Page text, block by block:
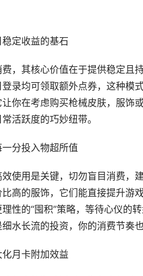
定收益的基石
，其核心价值在于提供稳定且
录均可领取额外点券，这种模
你在考虑购买枪械皮肤，服饰
活跃度的巧妙纽带。
分投入物超所值
使用是关键，切勿盲目消费，
高的服饰，它们能直接提升游
性的“囤积”策略，等待心仪的
水长流的投资，你的消费节奏也
月卡附加效益